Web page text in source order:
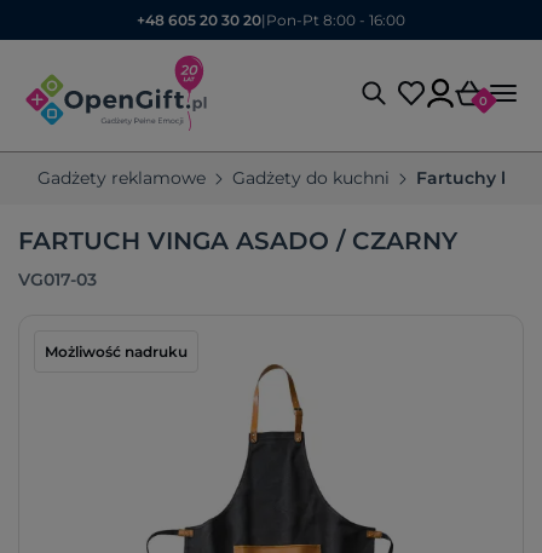
+48 605 20 30 20| Pon-Pt 8:00 - 16:00
0
Gadżety reklamowe Gadżety do kuchni Fartuchy
FARTUCH VINGA ASADO / CZARNY
VG017-03
Możliwość nadruku